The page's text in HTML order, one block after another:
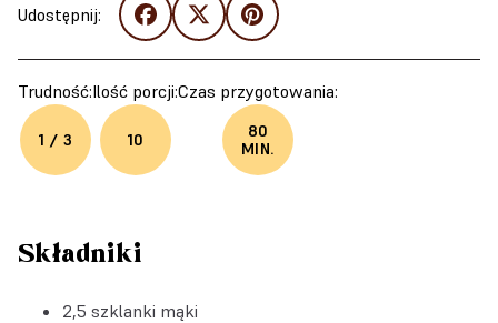
Udostępnij:
Trudność:
1 / 3
Ilość porcji:
10
Czas przygotowania:
80
MIN.
Składniki
2,5 szklanki mąki